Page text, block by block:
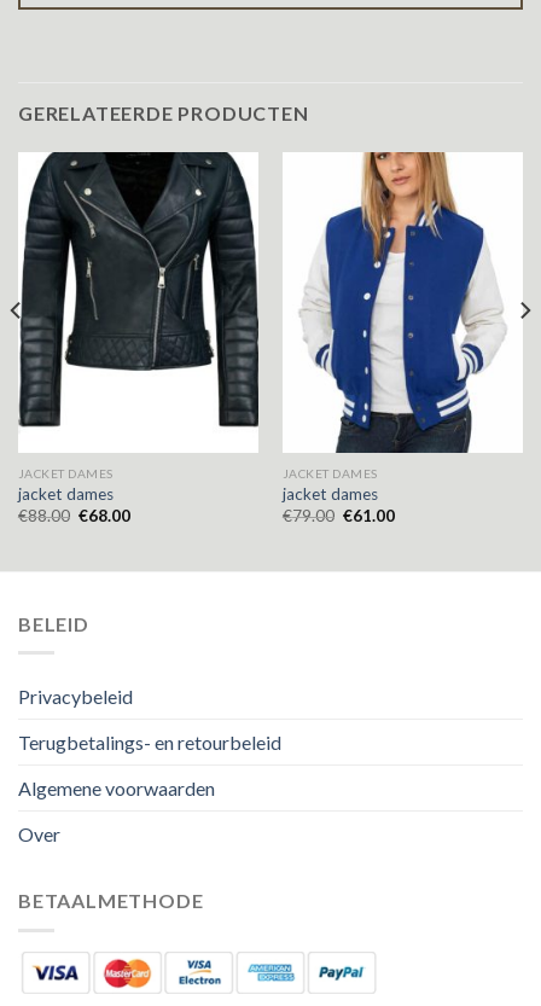
GERELATEERDE PRODUCTEN
JACKET DAMES
jacket dames
€88.00 €68.00
JACKET DAMES
jacket dames
€79.00 €61.00
BELEID
Privacybeleid
Terugbetalings- en retourbeleid
Algemene voorwaarden
Over
BETAALMETHODE